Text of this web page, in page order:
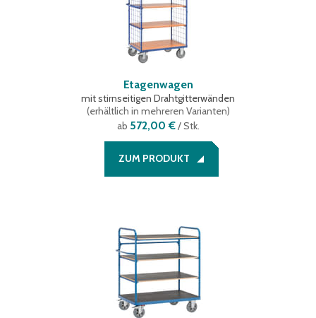
Etagenwagen
mit stirnseitigen Drahtgitterwänden
(erhältlich in mehreren Varianten)
ab 572,00 €/ Stk.
ZUM PRODUKT